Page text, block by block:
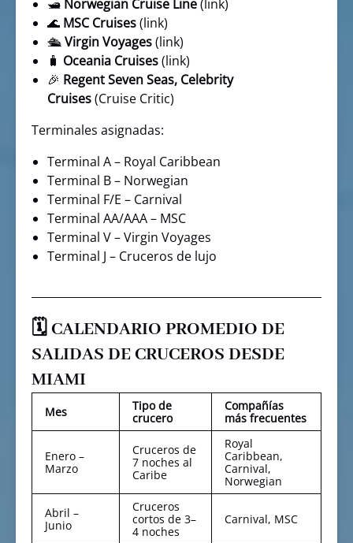
🛥️ Norwegian Cruise Line(link)
🌊 MSC Cruises(link)
🛳️Virgin Voyages(link)
🧳 Oceania Cruises(link)
🎉 Regent Seven Seas, Celebrity
Cruises(Cruise Critic)
Terminales asignadas:
Terminal A – Royal Caribbean
Terminal B – Norwegian
Terminal F/E – Carnival
Terminal AA/AAA – MSC
Terminal V – Virgin Voyages
Terminal J – Cruceros de lujo
🗓️ CALENDARIO PROMEDIO DE
SALIDAS DE CRUCEROS DESDE
MIAMI
Mes
Tipo de
crucero
Compañías
más frecuentes
Enero –
Marzo
Cruceros de
7 noches al
Caribe
Royal
Caribbean,
Carnival,
Norwegian
Abril –
Junio
Cruceros
cortos de 3–
4 noches
Carnival, MSC